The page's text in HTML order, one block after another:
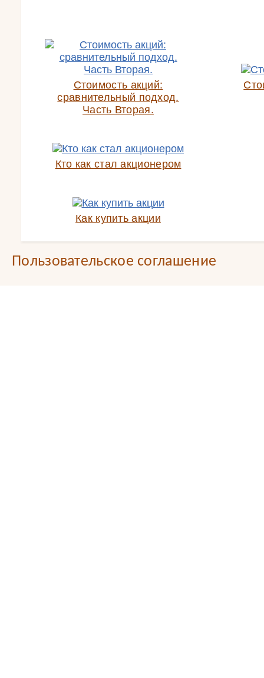
Стоимость акций:
сравнительный подход.
Часть Вторая.
Кто как стал акционером
Как купить акции
Пользовательское соглашение